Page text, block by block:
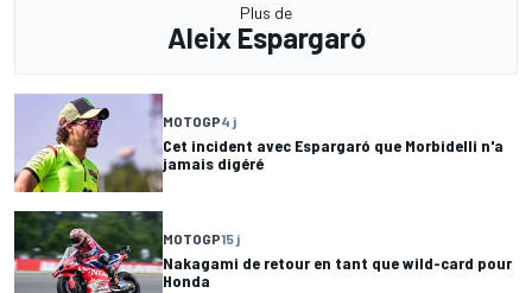
Plus de
Aleix Espargaró
MOTOGP4 j
Cet incident avec Espargaró que Morbidelli n'a
jamais digéré
MOTOGP15 j
Nakagami de retour en tant que wild-card pour
Honda